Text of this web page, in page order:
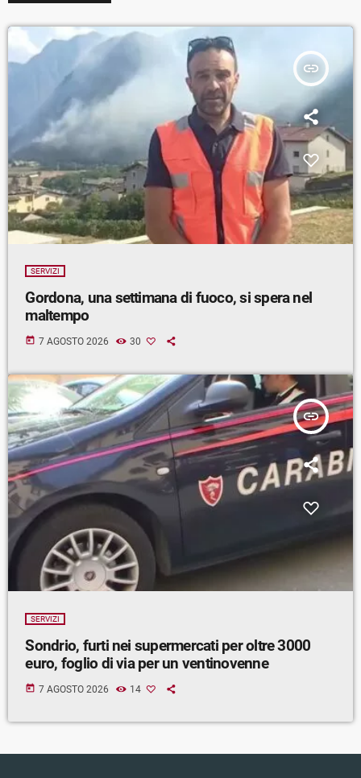
insert_link
SERVIZI
Gordona, una settimana di fuoco, si spera nel
maltempo
today 7 AGOSTO 2026 30
insert_link
SERVIZI
Sondrio, furti nei supermercati per oltre 3000
euro, foglio di via per un ventinovenne
today 7 AGOSTO 2026 14